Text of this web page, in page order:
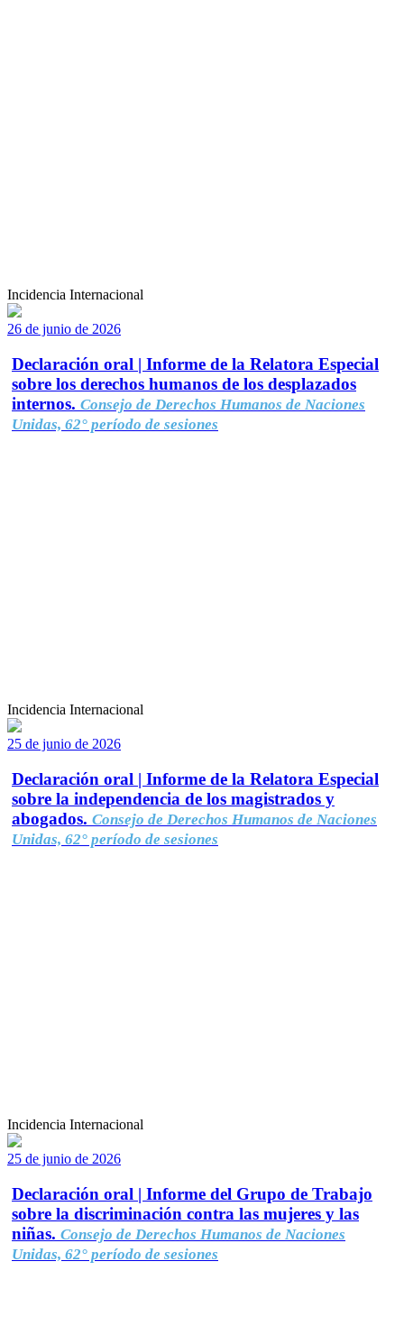
Incidencia Internacional
26 de junio de 2026
Declaración oral | Informe de la Relatora Especial
sobre los derechos humanos de los desplazados
internos. Consejo de Derechos Humanos de Naciones
Unidas, 62° período de sesiones
Incidencia Internacional
25 de junio de 2026
Declaración oral | Informe de la Relatora Especial
sobre la independencia de los magistrados y
abogados. Consejo de Derechos Humanos de Naciones
Unidas, 62° período de sesiones
Incidencia Internacional
25 de junio de 2026
Declaración oral | Informe del Grupo de Trabajo
sobre la discriminación contra las mujeres y las
niñas. Consejo de Derechos Humanos de Naciones
Unidas, 62° período de sesiones